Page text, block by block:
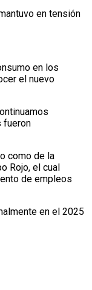
en tensión
en los
el nuevo
fueron
como de la
Rojo, el cual
de empleos
en el 2025